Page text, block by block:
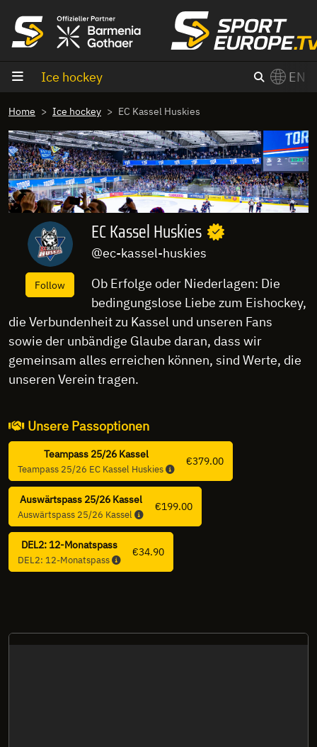
Ice hockey EN
Home Ice hockey EC Kassel Huskies
Follow
EC Kassel Huskies
@ec-kassel-huskies
Ob Erfolge oder Niederlagen: Die
bedingungslose Liebe zum Eishockey,
die Verbundenheit zu Kassel und unseren Fans
sowie der unbändige Glaube daran, dass wir
gemeinsam alles erreichen können, sind Werte, die
unseren Verein tragen.
Unsere Passoptionen
Teampass 25/26 Kassel
Teampass 25/26 EC Kassel Huskies
€379.00
Auswärtspass 25/26 Kassel
Auswärtspass 25/26 Kassel
€199.00
DEL2: 12-Monatspass
DEL2: 12-Monatspass
€34.90